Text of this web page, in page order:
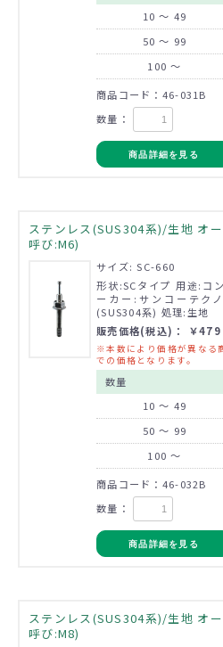
10 ～ 49
50 ～ 99
100 ～
商品コード：46-031B
数量：
商品詳細を見る
ステンレス(SUS304系)/生地 オ
呼び:M6)
サイズ: SC-660
形状:SCタイプ 用途:コ
ーカー:サンコーテク
(SUS304系) 処理:生地
販売価格(税込)： ￥479
※本数により価格が異なる
での価格となります。
数量
10 ～ 49
50 ～ 99
100 ～
商品コード：46-032B
数量：
商品詳細を見る
ステンレス(SUS304系)/生地 オ
呼び:M8)